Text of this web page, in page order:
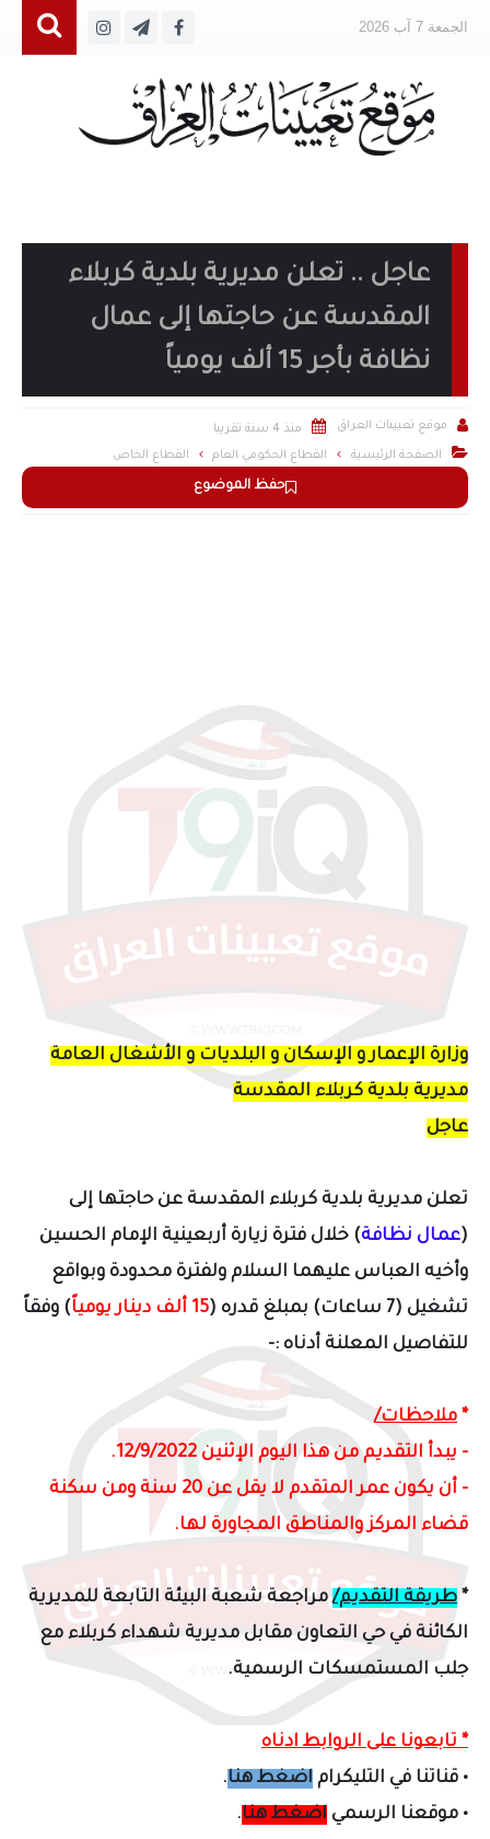
الجمعة 7 آب 2026
عاجل .. تعلن مديرية بلدية كربلاء
المقدسة عن حاجتها إلى عمال
نظافة بأجر 15 ألف يومياً
حفظ الموضوع
 موقع تعيينات العراق  منذ 4 سنة تقريبا
 الصفحة الرئيسية القطاع الحكومي العام القطاع الخاص
وزارة الإعمار و الإسكان و البلديات و الأشغال العامة
مديرية بلدية كربلاء المقدسة
عاجل
تعلن مديرية بلدية كربلاء المقدسة عن حاجتها إلى
(عمال نظافة) خلال فترة زيارة أربعينية الإمام الحسين
وأخيه العباس عليهما السلام ولفترة محدودة وبواقع
تشغيل (7 ساعات) بمبلغ قدره (
15 ألف دينار يومياً
) وفقاً
للتفاصيل المعلنة أدناه :-
* ملاحظات/
- يبدأ التقديم من هذا اليوم الإثنين 12/9/2022.
- أن يكون عمر المتقدم لا يقل عن 20 سنة ومن سكنة
قضاء المركز والمناطق المجاورة لها.
* طريقة التقديم/مراجعةشعبة البيئة التابعة للمديرية
الكائنة في حي التعاون مقابل مديرية شهداء كربلاء مع
جلب المستمسكات الرسمية.
* تابعونا على الروابط ادناه
• قناتنا في التليكرام اضغط هنا.
• موقعنا الرسمي اضغط هنا.